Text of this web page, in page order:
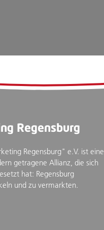
Regensburg
Regensburg" e.V. ist eine
getragene Allianz, die sich
hat: Regensburg
und zu vermarkten.